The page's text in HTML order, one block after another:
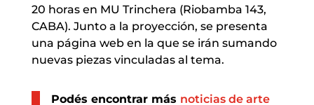
20 horas en MU Trinchera (Riobamba 143,
CABA). Junto a la proyección, se presenta
una página web en la que se irán sumando
nuevas piezas vinculadas al tema.
Podés encontrar más noticias de arte